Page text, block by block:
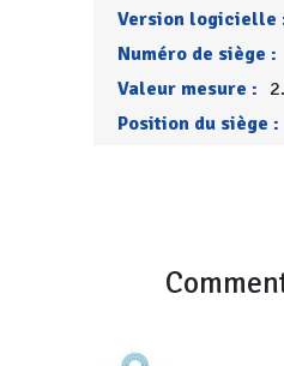
Version logicielle
Numéro de siège :
Valeur mesure :
Position du siège :